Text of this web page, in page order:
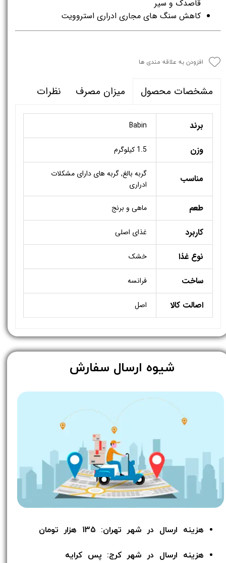
قاصدک و سیر
کاهش سنگ های مجاری ادراری استروویت
افزودن به علاقه مندی ها
مشخصات محصول میزان مصرف نظرات
برند Babin
وزن 1.5 کیلوگرم
مناسب
گربه بالغ, گربه های دارای مشکلات
ادراری
طعم ماهی و برنج
کاربرد غذای اصلی
نوع غذا خشک
ساخت فرانسه
اصالت کالا اصل
هزینه ارسال در شهر تهران: 135 هزار تومان
هزینه ارسال در شهر کرج: پس کرایه
​شیوه ارسال سفارش